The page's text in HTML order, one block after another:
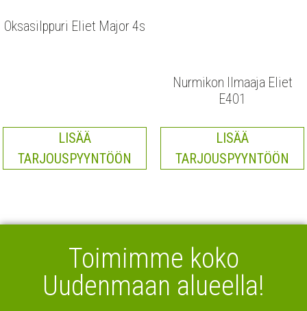
Oksasilppuri Eliet Major 4s
LISÄÄ
TARJOUSPYYNTÖÖN
Nurmikon Ilmaaja Eliet
E401
LISÄÄ
TARJOUSPYYNTÖÖN
Toimimme koko
Uudenmaan alueella!